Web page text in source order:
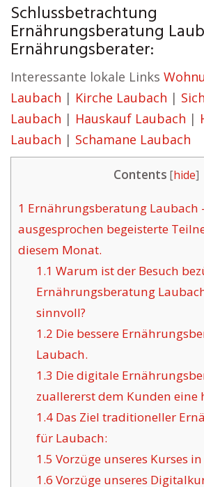
Schlussbetrachtung
Ernährungsberatung
Ernährungsberater:
Interessante lokale Links
Laubach | Kirche Laubach |
Laubach | Hauskauf Laubach |
Laubach | Schamane Laubach
Contents [hide]
1 Ernährungsberatung Laubach
ausgesprochen begeisterte
diesem Monat.
1.1 Warum ist der Besuch
Ernährungsberatung
sinnvoll?
1.2 Die bessere
Laubach.
1.3 Die digitale
zuallererst dem Kunden eine
1.4Das Ziel traditioneller
für Laubach:
1.5 Vorzüge unseres Kurses
1.6 Vorzüge unseres